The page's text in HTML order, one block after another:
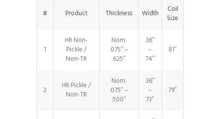
# Product Thickness Width
Coil
Size
1
HR Non-
Pickle /
Non-TR
Nom.
.075″ –
.625″
36″
–
74″
81″
2
HR Pickle /
Non-TR
Nom.
.075″ –
.500″
36″
–
73″
79″